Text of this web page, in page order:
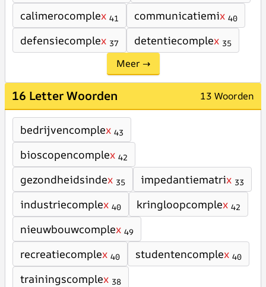
calimerocomplex 41 communicatiemix 40
defensiecomplex 37 detentiecomplex 35
Meer →
16 Letter Woorden 13 Woorden
bedrijvencomplex 43
bioscopencomplex 42
gezondheidsindex 35 impedantiematrix 33
industriecomplex 40 kringloopcomplex 42
nieuwbouwcomplex 49
recreatiecomplex 40 studentencomplex 40
trainingscomplex 38